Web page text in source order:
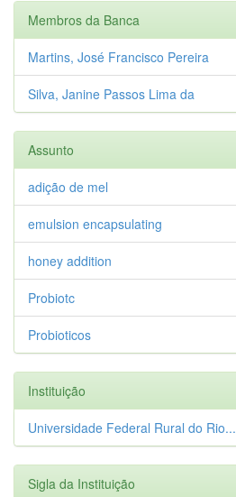
Membros da Banca
Martins, José Francisco Pereira
Silva, Janine Passos Lima da
Assunto
adição de mel
emulsion encapsulating
honey addition
Probiotc
Probioticos
Instituição
Universidade Federal Rural do Rio...
Sigla da Instituição